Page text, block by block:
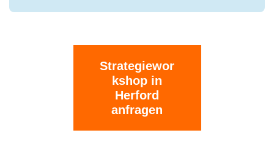
Strategiewor
kshop in
Herford
anfragen